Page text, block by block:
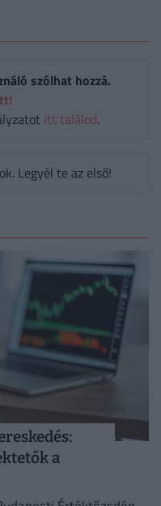
szólhat hozzá.
itt találod.
Legyél te az első!
a